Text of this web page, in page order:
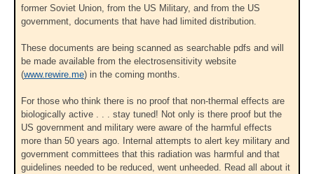
former Soviet Union, from the US Military, and from the US
government, documents that have had limited distribution.
These documents are being scanned as searchable pdfs and will
be made available from the electrosensitivity website
(www.rewire.me) in the coming months.
For those who think there is no proof that non-thermal effects are
biologically active . . . stay tuned! Not only is there proof but the
US government and military were aware of the harmful effects
more than 50 years ago. Internal attempts to alert key military and
government committees that this radiation was harmful and that
guidelines needed to be reduced, went unheeded. Read all about it